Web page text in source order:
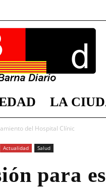
Diario
LA
del Hospital Clínic
Actualidad Salud
para